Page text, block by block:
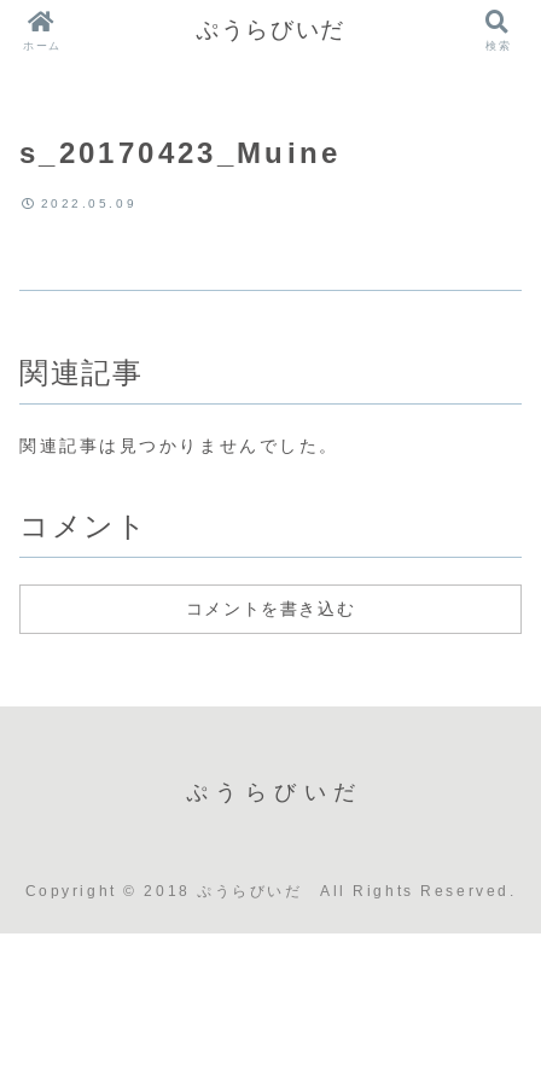
s_20170423_Muine
2022.05.09
関連記事
関連記事は見つかりませんでした。
コメント
コメントを書き込む
ぷうらびいだ
Copyright © 2018 ぷうらびいだ All Rights Reserved.
ホーム
ぷうらびいだ
検索